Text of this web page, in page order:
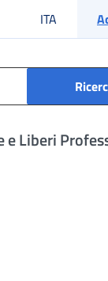
ITA Lingua
e Liberi